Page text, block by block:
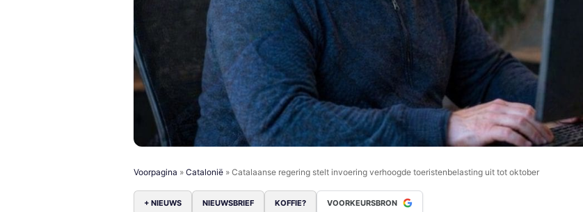
Voorpagina » Catalonië » Catalaanse regering stelt invoering verhoogde toeristenbelasting uit tot oktober
+ NIEUWS NIEUWSBRIEF KOFFIE? VOORKEURSBRON